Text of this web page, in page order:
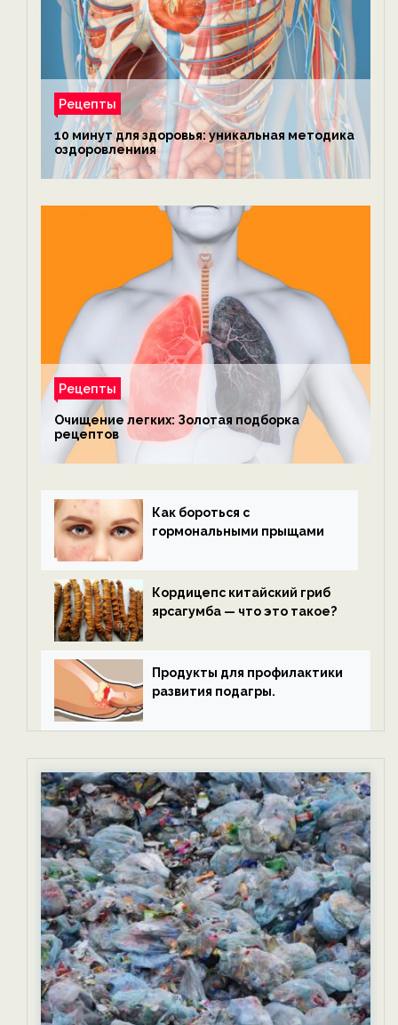
Рецепты
10 минут для здоровья: уникальная методика
оздоровлениия
Рецепты
Очищение легких: Золотая подборка
рецептов
Как бороться с
гормональными прыщами
Кордицепс китайский гриб
ярсагумба — что это такое?
Продукты для профилактики
развития подагры.